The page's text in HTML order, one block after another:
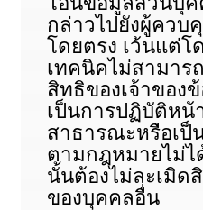
กล่าวไปยังผู้คว
โดยตรง เว้นแต่โ
เทคนิคไม่สามาร
สิทธิของเจ้าของ
เป็นการปฏิบัติหน้
สาธารณะหรือเ
ตามกฎหมายไม่ไ
นั้นต้องไม่ละเมิด
ของบุคคล